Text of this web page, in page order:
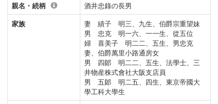
親名・続柄
酒井忠錄の長男
家族
妻 績子 明三、九生、伯爵宗重望妹
男 忠克 明一六、一一生、從五位
婦 喜美子 明二二、五生、男忠克
妻、伯爵萬里小路通房女
男 四郞 明二二、五生、法學士、三
井物産株式會社大阪支店員
男 五郞 明二五、四生、東京帝國大
學工科大學生